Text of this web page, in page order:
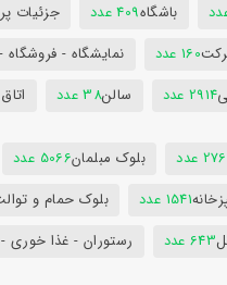
باشگاه409 عدد جزئیات
160 عدد نمایشگاه - فروشگاه
2914 عدد سالن38 عدد
276 عدد بلوک مبلمان5066 عدد
1541 عدد بلوک حمام و
643 عدد رستوران - غذا خوری